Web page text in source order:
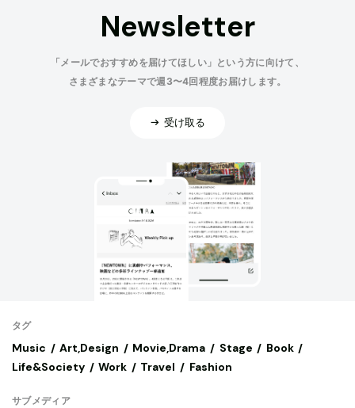
Newsletter
「メールでおすすめを届けてほしい」という方に向けて、
さまざまなテーマで週3〜4回程度お届けします。
受け取る
タグ
Music Art,Design Movie,Drama Stage
Book
Life&Society
Work Travel Fashion
サブメディア